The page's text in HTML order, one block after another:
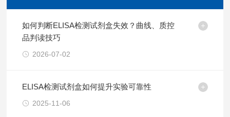
如何判断ELISA检测试剂盒失效？曲线、质控
品判读技巧
2026-07-02
ELISA检测试剂盒如何提升实验可靠性
2025-11-06